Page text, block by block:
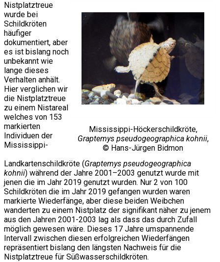
Mississippi-Höckerschildkröte,
Graptemys pseudogeographica kohnii,
© Hans-Jürgen Bidmon
Nistplatztreue
wurde bei
Schildkröten
häufiger
dokumentiert, aber
es ist bislang noch
unbekannt wie
lange dieses
Verhalten anhält.
Hier verglichen wir
die Nistplatztreue
zu einem Nistareal
welches von 153
markierten
Individuen der
Mississippi-
Landkartenschildkröte (Graptemys pseudogeographica
kohnii) während der Jahre 2001–2003 genutzt wurde mit
jenen die im Jahr 2019 genutzt wurden. Nur 2 von 100
Schildkröten die im Jahr 2019 gefangen wurden waren
markierte Wiederfänge, aber diese beiden Weibchen
wanderten zu einem Nistplatz der signifikant näher zu jenem
aus den Jahren 2001-2003 lag als dass das durch Zufall
möglich gewesen wäre. Dieses 17 Jahre umspannende
Intervall zwischen diesen erfolgreichen Wiederfängen
repräsentiert bislang den längsten Nachweis für die
Nistplatztreue für Süßwasserschildkröten.